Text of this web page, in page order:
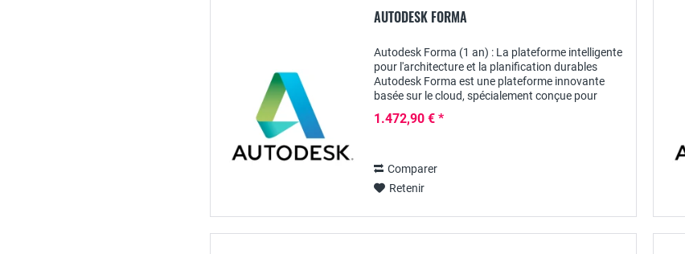
AUTODESK FORMA
Autodesk Forma (1 an) : La plateforme intelligente
pour l'architecture et la planification durables
Autodesk Forma est une plateforme innovante
basée sur le cloud, spécialement conçue pour
1.472,90 € *
Comparer
Retenir